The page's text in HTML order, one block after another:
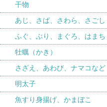
干物
あじ、さば、さわら、さごし
ふぐ、ぶり、まぐろ、はまち
牡蠣（かき）
さざえ、あわび、ナマコなど
明太子
魚すり身揚げ、かまぼこ